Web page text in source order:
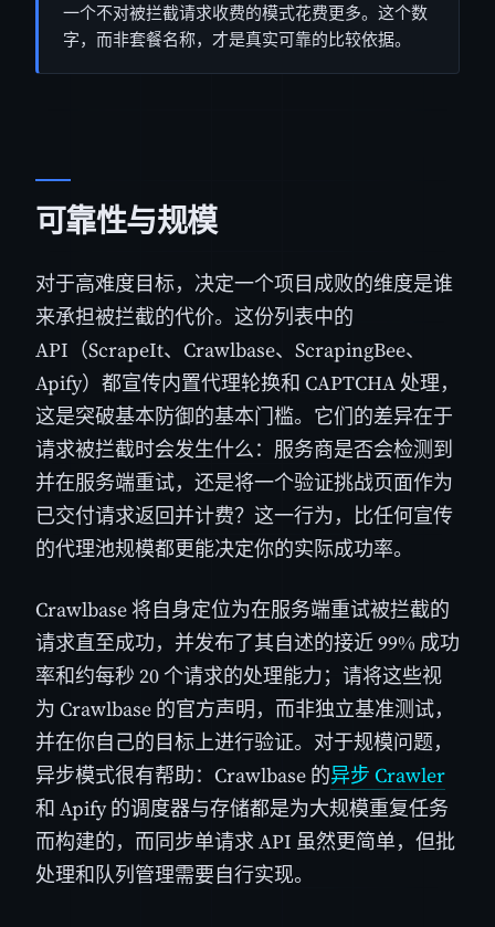
一个不对被拦截请求收费的模式花费更多。这个数
字，而非套餐名称，才是真实可靠的比较依据。
可靠性与规模
对于高难度目标，决定一个项目成败的维度是谁
来承担被拦截的代价。这份列表中的
API（ScrapeIt、Crawlbase、ScrapingBee、
Apify）都宣传内置代理轮换和 CAPTCHA 处理，
这是突破基本防御的基本门槛。它们的差异在于
请求被拦截时会发生什么：服务商是否会检测到
并在服务端重试，还是将一个验证挑战页面作为
已交付请求返回并计费？这一行为，比任何宣传
的代理池规模都更能决定你的实际成功率。
Crawlbase 将自身定位为在服务端重试被拦截的
请求直至成功，并发布了其自述的接近 99% 成功
率和约每秒 20 个请求的处理能力；请将这些视
为 Crawlbase 的官方声明，而非独立基准测试，
并在你自己的目标上进行验证。对于规模问题，
异步模式很有帮助：Crawlbase 的异步 Crawler
和 Apify 的调度器与存储都是为大规模重复任务
而构建的，而同步单请求 API 虽然更简单，但批
处理和队列管理需要自行实现。